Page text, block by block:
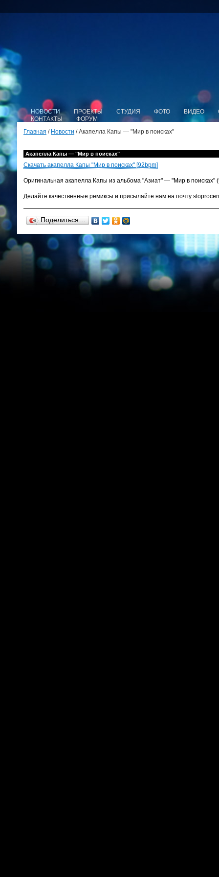
НОВОСТИ ПРОЕКТЫ СТУДИЯ ФОТО ВИДЕО
КОНТАКТЫ
ФОРУМ
Главная / Новости / Акапелла Капы — "Мир в поисках"
Акапелла Капы — "Мир в поисках"
Скачать акапелла Капы "Мир в поисках" [92bpm]
Оригинальная акапелла Капы из альбома "Азиат" — "Мир в поисках"
Делайте качественные ремиксы и присылайте нам на почту
Поделиться…